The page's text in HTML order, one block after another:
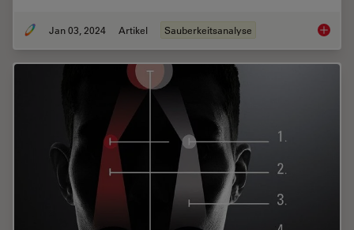
Jan 03, 2024 Artikel Sauberkeitsanalyse Key